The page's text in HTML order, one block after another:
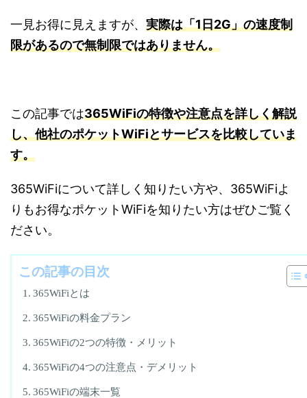
一見お得に見えますが、 実際は「1日2G」の速度制
限があるので無制限ではありません。
この記事では365WiFiの特徴や注意点を詳しく解説
し、他社のポケットWiFiとサービスを比較していま
す。
365WiFiについて詳しく知りたい方や、365WiFiよ
りもお得なポケットWiFiを知りたい方はぜひご覧く
ださい。
この記事の目次
365WiFiとは
365WiFiの料金プラン
365WiFiの2つの特徴・メリット
365WiFiの4つの注意点・デメリット
365WiFiの端末一覧